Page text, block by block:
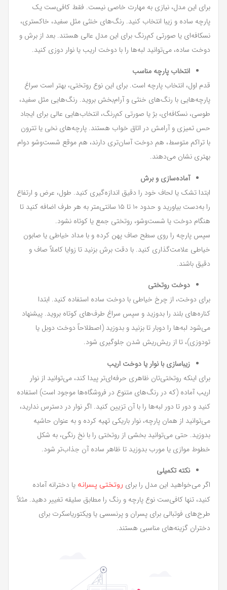
برای این مدل، نیازی به مهارت خاصی نیست. فقط کافی‌ست یک
پارچه ساده و زیبا انتخاب کنید. رنگ‌های خنثی مثل سفید، خاکستری،
نسکافه‌ای یا صورتی کم‌رنگ برای این مدل عالی هستند. بعد از برش و
دوخت ساده، می‌توانید لبه‌ها را با دوخت اریب یا نوار دوزی کنید.
انتخاب پارچه مناسب
قدم اول، انتخاب پارچه است. برای این نوع روتختی، بهتر است سراغ
پارچه‌هایی با رنگ‌های خنثی و آرام‌بخش بروید. رنگ‌هایی مثل سفید،
طوسی، نسکافه‌ای، بژ یا صورتی کم‌رنگ، انتخاب‌هایی عالی برای ایجاد
حس تمیزی و آرامش در اتاق خواب هستند. پارچه‌های نخی یا تترون
با تراکم متوسط، هم دوخت آسان‌تری دارند، هم موقع شست‌وشو دوام
بهتری نشان می‌دهند.
آماده‌سازی و برش
ابتدا تشک یا لحاف خود را دقیق اندازه‌گیری کنید. طول، عرض و ارتفاع
را به‌دست بیاورید و حدود ۱۰ تا ۱۵ سانتی‌متر به هر طرف اضافه کنید تا
هنگام دوخت یا شست‌وشو، روتختی جمع یا کوتاه نشود.
سپس پارچه را روی سطح صاف پهن کرده و با مداد خیاطی یا صابون
خیاطی علامت‌گذاری کنید. با دقت برش بزنید تا زوایا کاملاً صاف و
دقیق باشند.
دوخت روتختی
برای دوخت، از چرخ خیاطی با دوخت ساده استفاده کنید. ابتدا
کناره‌های بلند را بدوزید و سپس سراغ طرف‌های کوتاه بروید. پیشنهاد
می‌شود لبه‌ها را دوبار تا بزنید و بدوزید (اصطلاحاً دوخت دوبل یا
تو‌دوزی)، تا از ریش‌ریش شدن جلوگیری شود.
زیباسازی با نوار یا دوخت اریب
برای اینکه روتختی‌تان ظاهری حرفه‌ای‌تر پیدا کند، می‌توانید از نوار
اریب آماده (که در رنگ‌های متنوع در فروشگاه‌ها موجود است) استفاده
کنید و دور تا دور لبه‌ها را با آن تزیین کنید. اگر نوار در دسترس ندارید،
می‌توانید از همان پارچه، نوار باریکی تهیه کرده و به عنوان حاشیه
بدوزید. حتی می‌توانید بخشی از روتختی را با نخ رنگی، به شکل
خطوط موازی یا مورب بدوزید تا ظاهر ساده آن جذاب‌تر شود.
نکته تکمیلی
اگر می‌خواهید این مدل را برای روتختی پسرانه یا دخترانه آماده
کنید، تنها کافی‌ست نوع پارچه و رنگ را مطابق سلیقه تغییر دهید. مثلاً
طرح‌های فوتبالی برای پسران و پرنسسی یا ویکتوریاسکرت برای
دختران گزینه‌های مناسبی هستند.